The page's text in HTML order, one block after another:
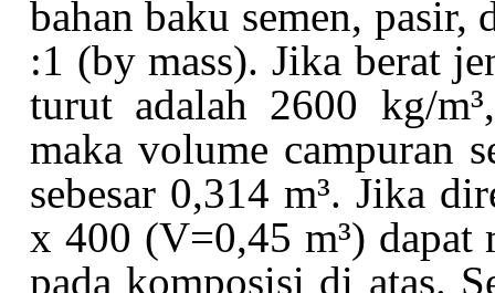
bahan baku semen, pasir,
:1 (by mass). Jika berat
turut adalah 2600 kg/
maka volume campuran
sebesar 0,314 m³. Jika
x 400 (V=0,45 m³) dapat
pada komposisi di atas.